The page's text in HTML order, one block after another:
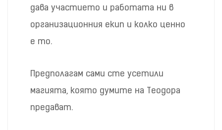
дава участието и работата ни в
организационния екип и колко ценно
е то.
Предполагам сами сте усетили
магията, която думите на Теодора
предават.